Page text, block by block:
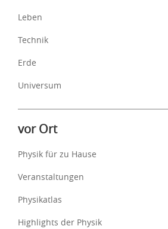
Leben
Technik
Erde
Universum
vor Ort
Physik für zu Hause
Veranstaltungen
Physikatlas
Highlights der Physik